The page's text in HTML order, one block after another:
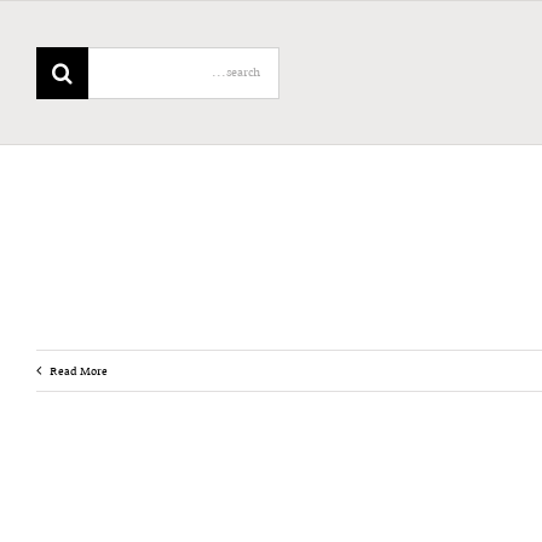
Search
for:
Read More